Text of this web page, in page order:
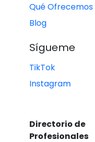
Qué Ofrecemos
Blog
Sígueme
TikTok
Instagram
Directorio de
Profesionales